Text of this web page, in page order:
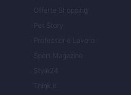
Offerte Shopping
Pet Story
Professione Lavoro
Sport Magazine
Style24
Think.it